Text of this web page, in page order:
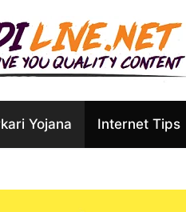
Yojana Internet Tips